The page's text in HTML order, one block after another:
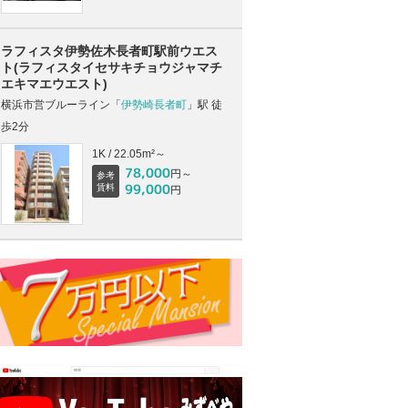
ラフィスタ伊勢佐木長者町駅前ウエス
ト(ラフィスタイセサキチョウジャマチ
エキマエウエスト)
横浜市営ブルーライン「伊勢崎長者町 」駅 徒
歩2分
1K / 22.05m²～
参考
賃料
78,000円～
99,000円